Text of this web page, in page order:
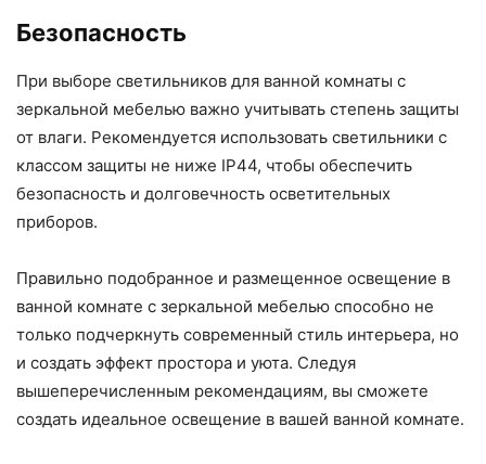
Безопасность
При выборе светильников для ванной комнаты с
зеркальной мебелью важно учитывать степень защиты
от влаги. Рекомендуется использовать светильники с
классом защиты не ниже IP44, чтобы обеспечить
безопасность и долговечность осветительных
приборов.
Правильно подобранное и размещенное освещение в
ванной комнате с зеркальной мебелью способно не
только подчеркнуть современный стиль интерьера, но
и создать эффект простора и уюта. Следуя
вышеперечисленным рекомендациям, вы сможете
создать идеальное освещение в вашей ванной комнате.